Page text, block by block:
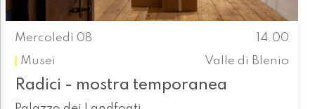
Mercoledì 08
14.00
Musei
Valle di Blenio
Radici - mostra temporanea